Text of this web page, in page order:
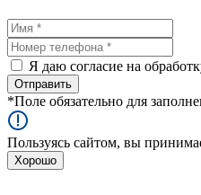
Я даю согласие на
*Поле обязательно для
Пользуясь сайтом, вы
Хорошо